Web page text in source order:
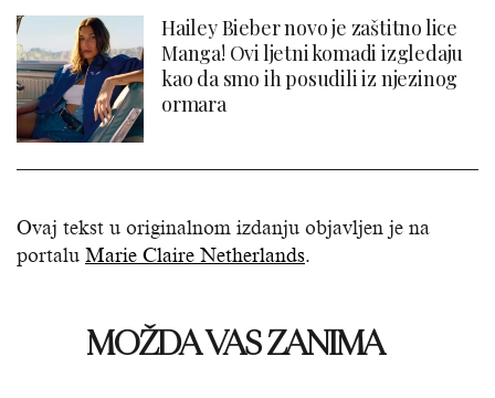
Hailey Bieber novo je zaštitno lice
Manga! Ovi ljetni komadi izgledaju
kao da smo ih posudili iz njezinog
ormara
Ovaj tekst u originalnom izdanju objavljen je na
portalu Marie Claire Netherlands.
MOŽDA VAS ZANIMA